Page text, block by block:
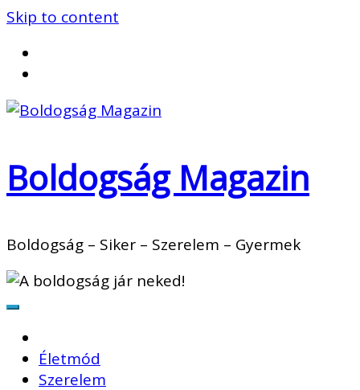
Skip to content
Boldogság Magazin
Boldogság – Siker – Szerelem – Gyermek
Életmód
Szerelem